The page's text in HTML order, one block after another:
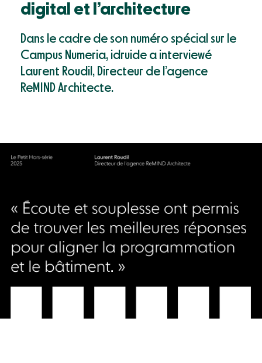
Webinaires & événements
Success Stories
Support
Mon compte
digital et lʼarchitecture
Dans le cadre de son numéro spécial sur le
Campus Numeria, idruide a interviewé
Laurent Roudil, Directeur de lʼagence
ReMIND Architecte.